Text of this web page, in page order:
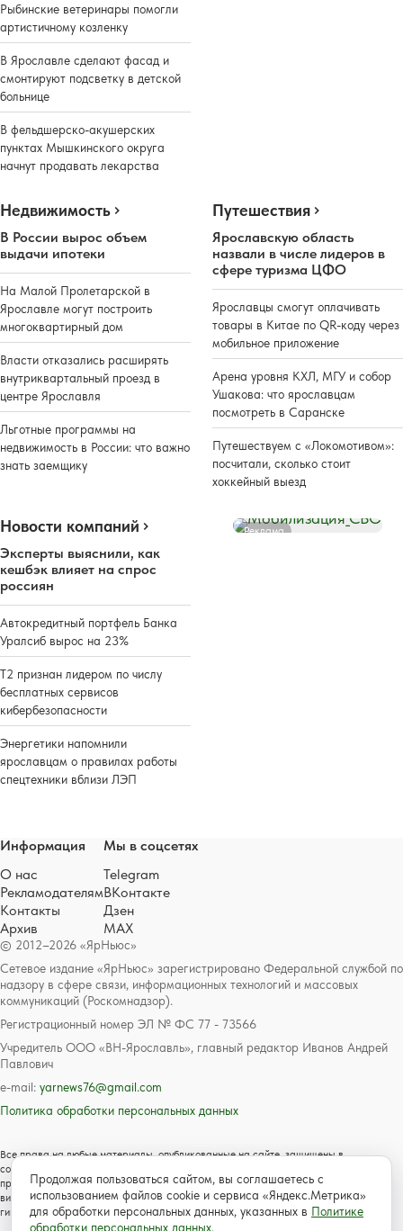
Рыбинские ветеринары помогли
артистичному козленку
В Ярославле сделают фасад и
смонтируют подсветку в детской
больнице
В фельдшерско-акушерских
пунктах Мышкинского округа
начнут продавать лекарства
Недвижимость
В России вырос объем
выдачи ипотеки
На Малой Пролетарской в
Ярославле могут построить
многоквартирный дом
Власти отказались расширять
внутриквартальный проезд в
центре Ярославля
Льготные программы на
недвижимость в России: что важно
знать заемщику
Путешествия
Ярославскую область
назвали в числе лидеров в
сфере туризма ЦФО
Ярославцы смогут оплачивать
товары в Китае по QR-коду через
мобильное приложение
Арена уровня КХЛ, МГУ и собор
Ушакова: что ярославцам
посмотреть в Саранске
Путешествуем с «Локомотивом»:
посчитали, сколько стоит
хоккейный выезд
Новости компаний
Эксперты выяснили, как
кешбэк влияет на спрос
россиян
Автокредитный портфель Банка
Уралсиб вырос на 23%
Т2 признан лидером по числу
бесплатных сервисов
кибербезопасности
Энергетики напомнили
ярославцам о правилах работы
спецтехники вблизи ЛЭП
Реклама
© 2012–2026 «ЯрНьюс»
Сетевое издание «ЯрНьюс» зарегистрировано Федеральной службой по
надзору в сфере связи, информационных технологий и массовых
коммуникаций (Роскомнадзор).
Регистрационный номер ЭЛ № ФС 77 - 73566
Учредитель ООО «ВН-Ярославль», главный редактор Иванов Андрей
Павлович
e-mail: yarnews76@gmail.com
Политика обработки персональных данных
Все права на любые материалы, опубликованные на сайте, защищены в
соответствии с российским и международным законодательством об авторском
праве и смежных правах. Любое использование текстовых, фото, аудио и
видеоматериалов возможно только с согласия правообладателя с обязательной
гиперссылкой на сайт https://www.yarnews.net; Для детей старше 16 лет.
Информация
О нас
Рекламодателям
Контакты
Архив
Мы в соцсетях
Telegram
ВКонтакте
Дзен
MAX
Продолжая пользоваться сайтом, вы соглашаетесь с
использованием файлов cookie и сервиса «Яндекс.Метрика»
для обработки персональных данных, указанных в Политике
обработки персональных данных.